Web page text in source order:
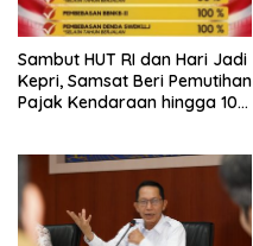
Sambut HUT RI dan Hari Jadi
Kepri, Samsat Beri Pemutihan
Pajak Kendaraan hingga 100